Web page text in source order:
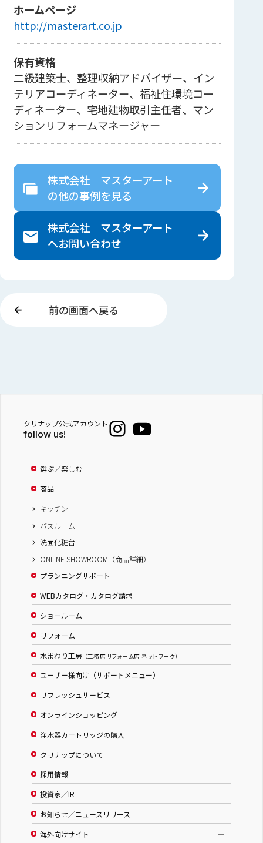
ホームページ
http://masterart.co.jp
保有資格
二級建築士、整理収納アドバイザー、イン
テリアコーディネーター、福祉住環境コー
ディネーター、宅地建物取引主任者、マン
ションリフォームマネージャー
株式会社 マスターアート
の他の事例を見る
株式会社 マスターアート
へお問い合わせ
前の画面へ戻る
クリナップ公式アカウント
follow us!
選ぶ／楽しむ
商品
キッチン
バスルーム
洗面化粧台
ONLINE SHOWROOM（商品詳細）
プランニングサポート
WEBカタログ・カタログ請求
ショールーム
リフォーム
水まわり工房 （工務店 リフォーム店 ネットワーク）
ユーザー様向け（サポートメニュー）
リフレッシュサービス
オンラインショッピング
浄水器カートリッジの購入
クリナップについて
採用情報
投資家／IR
お知らせ／ニュースリリース
海外向けサイト